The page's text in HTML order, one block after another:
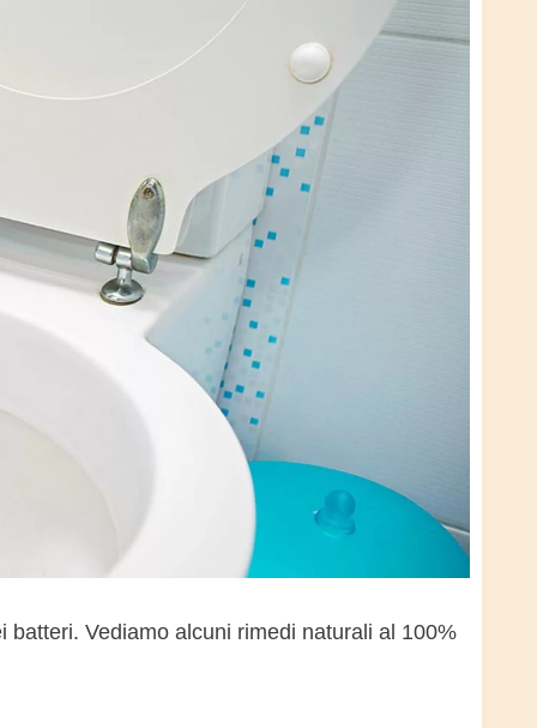
Vediamo alcuni rimedi naturali al 100%